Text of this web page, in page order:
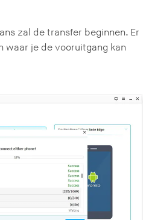
zal de transfer beginnen. Er
waar je de vooruitgang kan